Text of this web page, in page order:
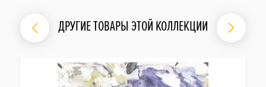
ДРУГИЕ ТОВАРЫ ЭТОЙ КОЛЛЕКЦИИ